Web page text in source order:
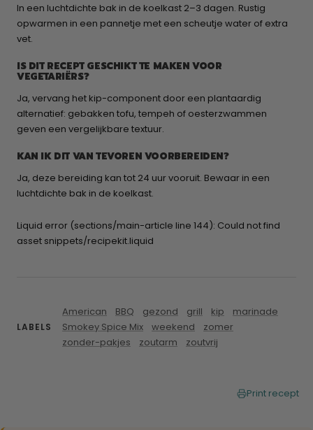
LABELS
American BBQ gezond grill kip
marinade
Smokey Spice Mix
weekend
zomer
zonder-pakjes
zoutarm zoutvrij
In een luchtdichte bak in de koelkast 2–3 dagen. Rustig
opwarmen in een pannetje met een scheutje water of extra
vet.
IS DIT RECEPT GESCHIKT TE MAKEN VOOR
VEGETARIËRS?
Ja, vervang het kip-component door een plantaardig
alternatief: gebakken tofu, tempeh of oesterzwammen
geven een vergelijkbare textuur.
KAN IK DIT VAN TEVOREN VOORBEREIDEN?
Ja, deze bereiding kan tot 24 uur vooruit. Bewaar in een
luchtdichte bak in de koelkast.
Liquid error (sections/main-article line 144): Could not find
asset snippets/recipekit.liquid
Print recept